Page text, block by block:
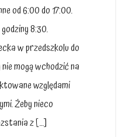
od 6:00 do 17:00.
8:30.
w przedszkolu do
mogą wchodzić na
względami
Żeby nieco
z […]